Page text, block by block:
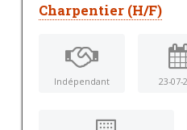
Charpentier (H/F)
Indépendant 23-07-